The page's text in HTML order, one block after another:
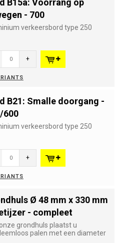
B15a: Voorrang op
- 700
verkeersbord type 250
+
B21: Smalle doorgang -
600
verkeersbord type 250
+
Ø 48 mm x 330 mm
- compleet
grondhuls plaatst u
palen met een diameter